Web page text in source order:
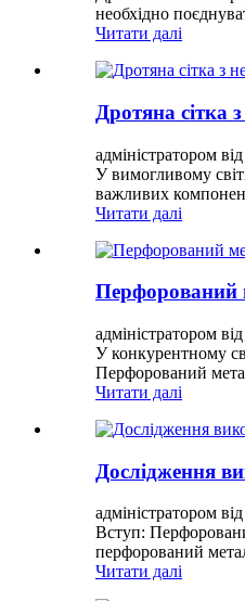
необхідно
Читати далі
Дротяна сітка
адміністратором
У вимогливому
важливих
Читати далі
Перфорований
адміністратором
У конкурентному
Перфорований
Читати далі
Дослідження
адміністратором
Вступ:
перфорований
Читати далі